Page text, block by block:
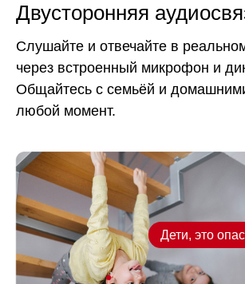
Двусторонняя
Слушайте и отвечайте в
через встроенный микрофон и
Общайтесь с семьёй и
любой момент.
Дети, это